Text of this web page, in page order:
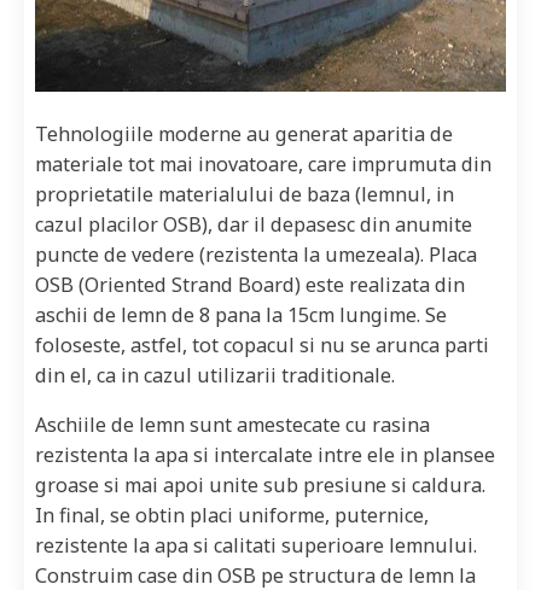
Tehnologiile moderne au generat aparitia de
materiale tot mai inovatoare, care imprumuta din
proprietatile materialului de baza (lemnul, in
cazul placilor OSB), dar il depasesc din anumite
puncte de vedere (rezistenta la umezeala). Placa
OSB (Oriented Strand Board) este realizata din
aschii de lemn de 8 pana la 15cm lungime. Se
foloseste, astfel, tot copacul si nu se arunca parti
din el, ca in cazul utilizarii traditionale.
Aschiile de lemn sunt amestecate cu rasina
rezistenta la apa si intercalate intre ele in plansee
groase si mai apoi unite sub presiune si caldura.
In final, se obtin placi uniforme, puternice,
rezistente la apa si calitati superioare lemnului.
Construim case din OSB pe structura de lemn la